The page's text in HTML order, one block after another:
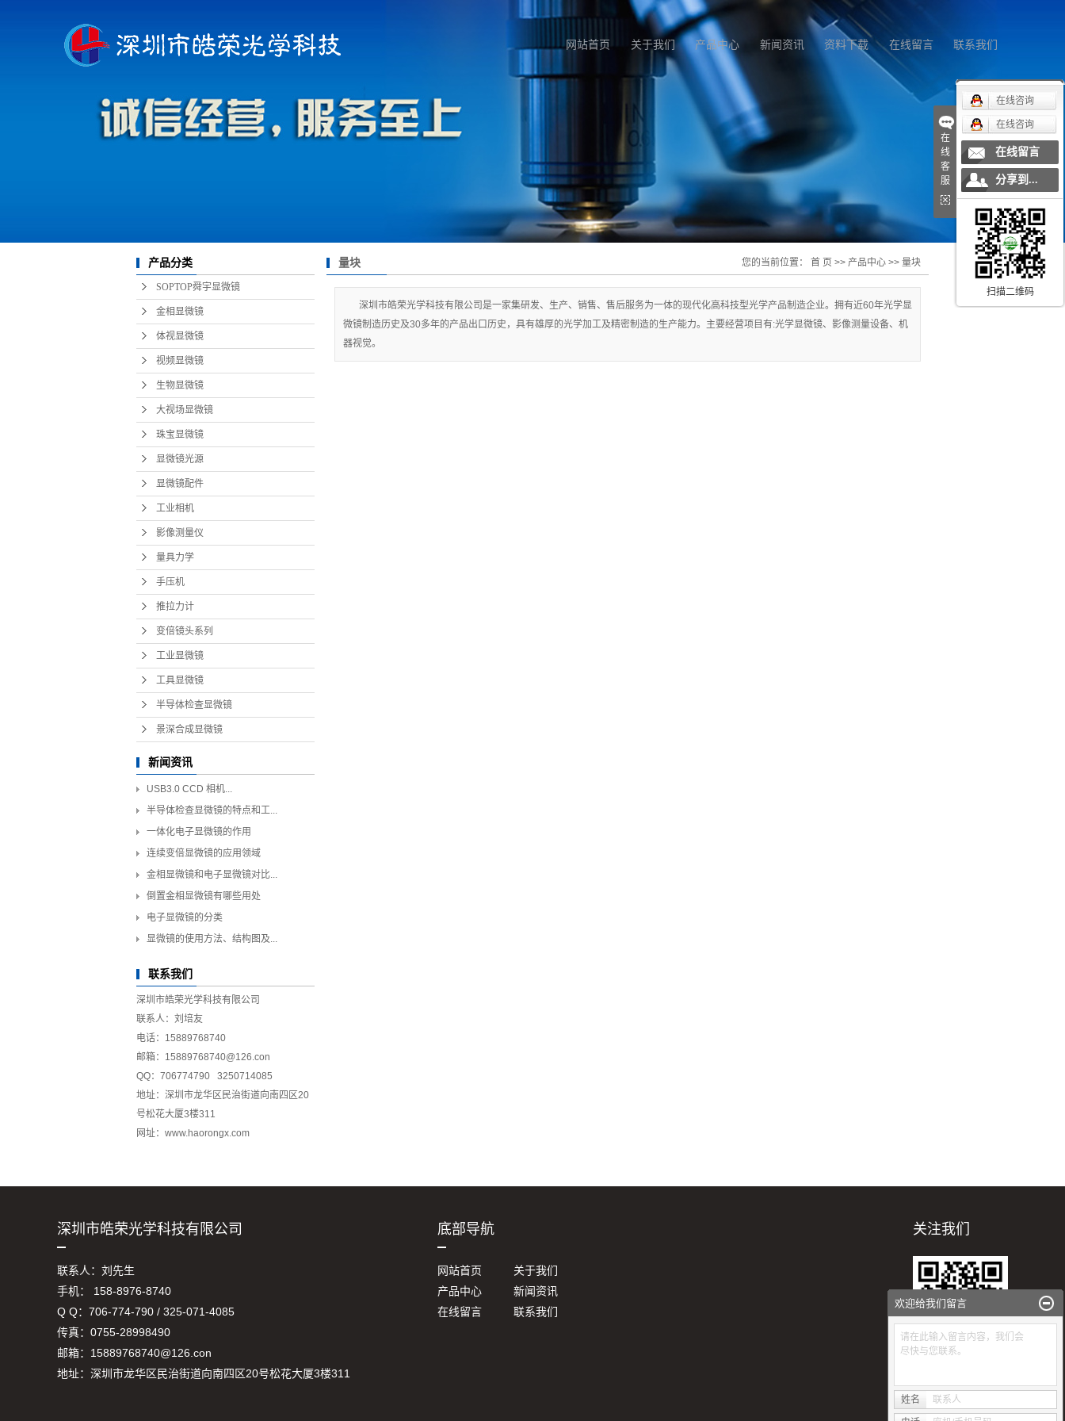
网站首页 关于我们 产品中心 新闻资讯 资料下载 在线留言 联系我们
产品分类
SOPTOP舜宇显微镜
金相显微镜
体视显微镜
视频显微镜
生物显微镜
大视场显微镜
珠宝显微镜
显微镜光源
显微镜配件
工业相机
影像测量仪
量具力学
手压机
推拉力计
变倍镜头系列
工业显微镜
工具显微镜
半导体检查显微镜
景深合成显微镜
新闻资讯
USB3.0 CCD 相机...
半导体检查显微镜的特点和工...
一体化电子显微镜的作用
连续变倍显微镜的应用领域
金相显微镜和电子显微镜对比...
倒置金相显微镜有哪些用处
电子显微镜的分类
显微镜的使用方法、结构图及...
联系我们
深圳市皓荣光学科技有限公司
联系人：刘培友
电话：15889768740
邮箱：15889768740@126.con
QQ：706774790 3250714085
地址：深圳市龙华区民治街道向南四区20
号松花大厦3楼311
网址：www.haorongx.com
量块 您的当前位置： 首 页 >> 产品中心 >> 量块
深圳市皓荣光学科技有限公司是一家集研发、生产、销售、售后服务为一体的现代化高科技型光学产品制造企业。拥有近60年光学显
微镜制造历史及30多年的产品出口历史，具有雄厚的光学加工及精密制造的生产能力。主要经营项目有:光学显微镜、影像测量设备、机
器视觉。
深圳市皓荣光学科技有限公司
联系人：刘先生
手机： 158-8976-8740
Q Q：706-774-790 / 325-071-4085
传真：0755-28998490
邮箱：15889768740@126.con
地址：深圳市龙华区民治街道向南四区20号松花大厦3楼311
底部导航
网站首页
关于我们
产品中心
新闻资讯
在线留言
联系我们
关注我们
在
线
客
服
在线咨询
在线咨询
在线留言
分享到...
扫描二维码
欢迎给我们留言
请在此输入留言内容，我们会
尽快与您联系。
姓名 联系人